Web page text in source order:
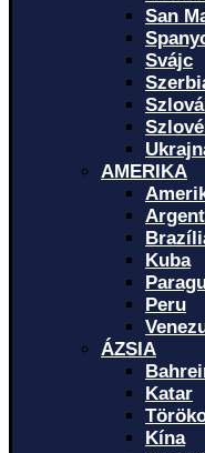
San
Svájc
AMERIKA
Kuba
Peru
ÁZSIA
Katar
Kína